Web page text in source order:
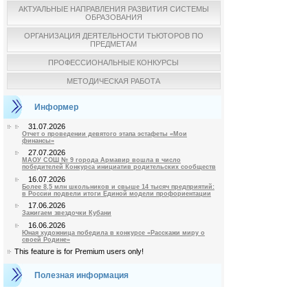
АКТУАЛЬНЫЕ НАПРАВЛЕНИЯ РАЗВИТИЯ СИСТЕМЫ
ОБРАЗОВАНИЯ
ОРГАНИЗАЦИЯ ДЕЯТЕЛЬНОСТИ ТЬЮТОРОВ ПО
ПРЕДМЕТАМ
ПРОФЕССИОНАЛЬНЫЕ КОНКУРСЫ
МЕТОДИЧЕСКАЯ РАБОТА
Информер
31.07.2026
Отчет о проведении девятого этапа эстафеты «Мои
финансы»
27.07.2026
МАОУ СОШ № 9 города Армавир вошла в число
победителей Конкурса инициатив родительских сообществ
16.07.2026
Более 8,5 млн школьников и свыше 14 тысяч предприятий:
в России подвели итоги Единой модели профориентации
17.06.2026
Зажигаем звездочки Кубани
16.06.2026
Юная художница победила в конкурсе «Расскажи миру о
своей Родине»
This feature is for Premium users only!
Полезная информация